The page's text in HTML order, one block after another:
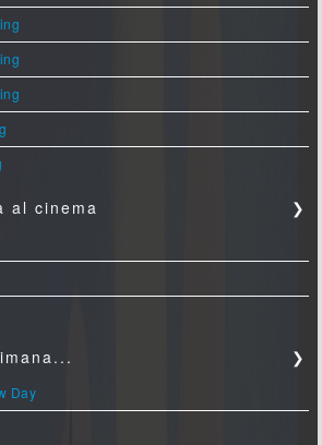
al cinema ❯
❯
Day